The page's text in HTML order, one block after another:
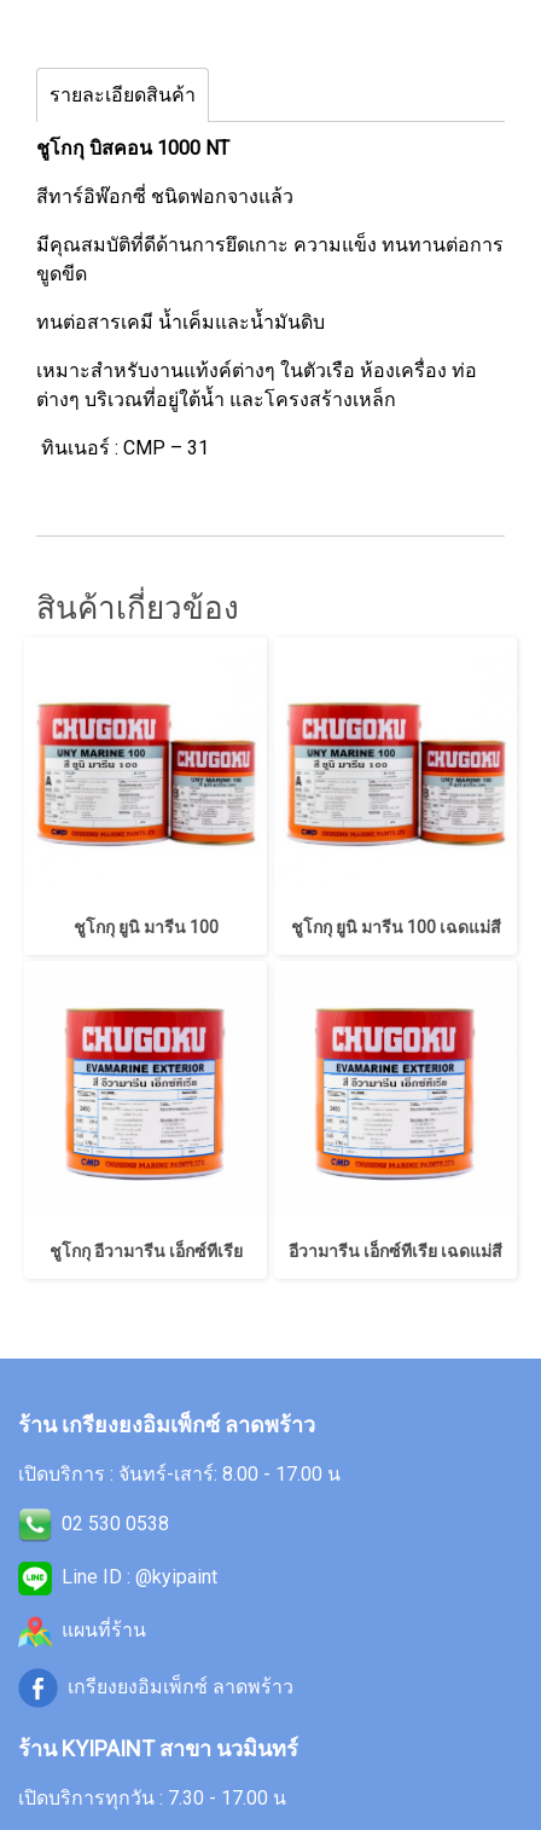
รายละเอียดสินค้า
ชูโกกุ บิสคอน 1000 NT
สีทาร์อิพ๊อกซี่ ชนิดฟอกจางแล้ว
มีคุณสมบัติที่ดีด้านการยึดเกาะ ความแข็ง ทนทานต่อการ
ขูดขีด
ทนต่อสารเคมี น้ำเค็มและน้ำมันดิบ
เหมาะสำหรับงานแท้งค์ต่างๆ ในตัวเรือ ห้องเครื่อง ท่อ
ต่างๆ บริเวณที่อยู่ใต้น้ำ และโครงสร้างเหล็ก
ทินเนอร์ : CMP – 31
สินค้าเกี่ยวข้อง
ชูโกกุ ยูนิ มารีน 100 ชูโกกุ ยูนิ มารีน 100 เฉดแม่สี
ชูโกกุ อีวามารีน เอ็กซ์ทีเรีย อีวามารีน เอ็กซ์ทีเรีย เฉดแม่สี
ร้าน เกรียงยงอิมเพ็กซ์ ลาดพร้าว
เปิดบริการ : จันทร์-เสาร์: 8.00 - 17.00 น
02 530 0538
Line ID : @kyipaint
แผนที่ร้าน
เกรียงยงอิมเพ็กซ์ ลาดพร้าว
ร้าน KYIPAINT สาขา นวมินทร์
เปิดบริการทุกวัน : 7.30 - 17.00 น